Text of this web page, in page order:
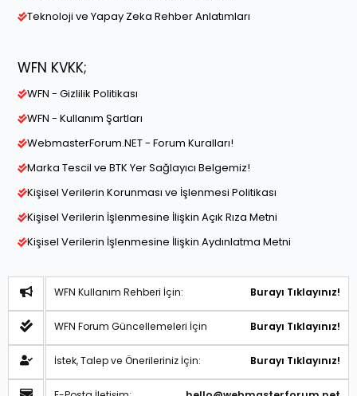
Teknoloji ve Yapay Zeka Rehber Anlatımları
WFN KVKK;
WFN - Gizlilik Politikası
WFN - Kullanım Şartları
WebmasterForum.NET - Forum Kuralları!
Marka Tescil ve BTK Yer Sağlayıcı Belgemiz!
Kişisel Verilerin Korunması ve İşlenmesi Politikası
Kişisel Verilerin İşlenmesine İlişkin Açık Rıza Metni
Kişisel Verilerin İşlenmesine İlişkin Aydınlatma Metni
WFN Kullanım Rehberi İçin: Burayı Tıklayınız!
WFN Forum Güncellemeleri İçin Burayı Tıklayınız!
İstek, Talep ve Önerileriniz İçin: Burayı Tıklayınız!